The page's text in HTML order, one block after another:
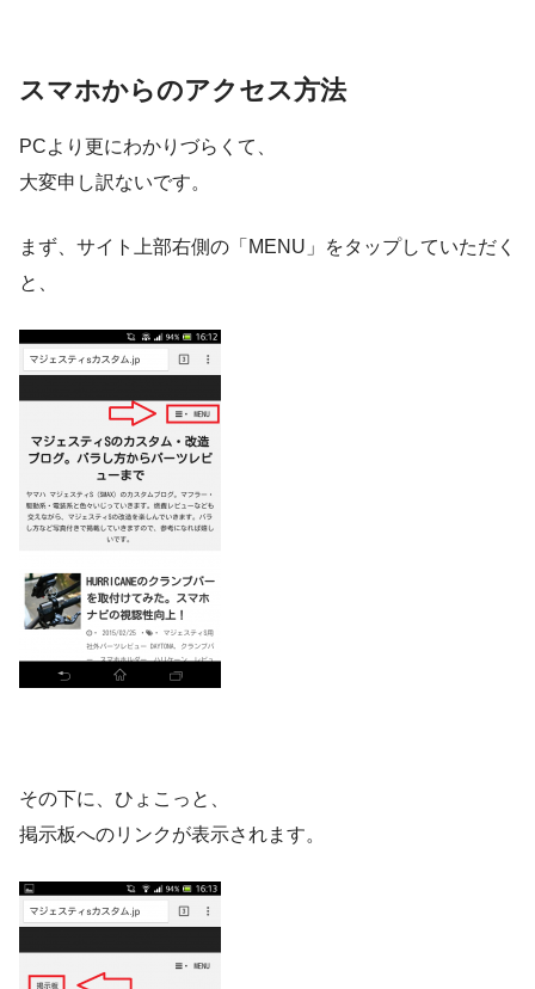
スマホからのアクセス方法
PCより更にわかりづらくて、
大変申し訳ないです。
まず、サイト上部右側の「MENU」をタップしていただく
と、
その下に、ひょこっと、
掲示板へのリンクが表示されます。